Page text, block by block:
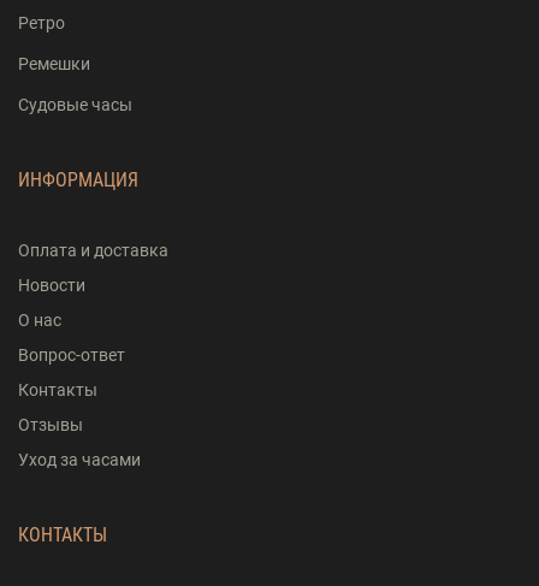
Ретро
Ремешки
Судовые часы
ИНФОРМАЦИЯ
Оплата и доставка
Новости
О нас
Вопрос-ответ
Контакты
Отзывы
Уход за часами
КОНТАКТЫ